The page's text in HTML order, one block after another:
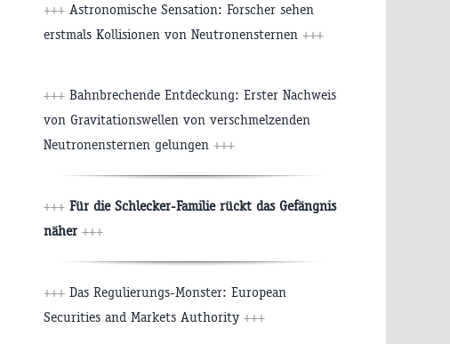
+++ Astronomische Sensation: Forscher sehen
erstmals Kollisionen von Neutronensternen +++
+++ Bahnbrechende Entdeckung: Erster Nachweis
von Gravitationswellen von verschmelzenden
Neutronensternen gelungen +++
+++ Für die Schlecker-Familie rückt das Gefängnis
näher +++
+++ Das Regulierungs-Monster: European
Securities and Markets Authority +++